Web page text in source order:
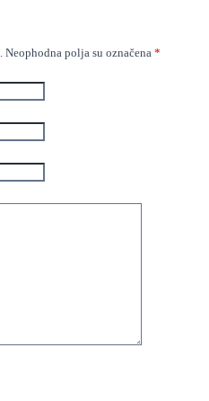
Neophodna polja su označena *